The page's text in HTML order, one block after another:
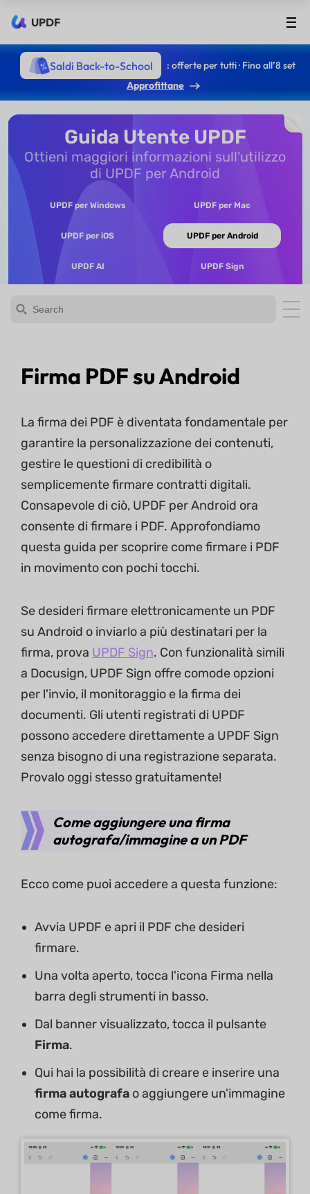
UPDF
Saldi Back-to-School
: offerte per tutti · Fino all’8 set
Approfittane
Guida Utente UPDF
Ottieni maggiori informazioni sull'utilizzo
di UPDF per Android
UPDF per Windows UPDF per Mac
UPDF per iOS UPDF per Android
UPDF AI UPDF Sign
Firma PDF su Android
La firma dei PDF è diventata fondamentale per
garantire la personalizzazione dei contenuti,
gestire le questioni di credibilità o
semplicemente firmare contratti digitali.
Consapevole di ciò, UPDF per Android ora
consente di firmare i PDF. Approfondiamo
questa guida per scoprire come firmare i PDF
in movimento con pochi tocchi.
Se desideri firmare elettronicamente un PDF
su Android o inviarlo a più destinatari per la
firma, prova UPDF Sign. Con funzionalità simili
a Docusign, UPDF Sign offre comode opzioni
per l'invio, il monitoraggio e la firma dei
documenti. Gli utenti registrati di UPDF
possono accedere direttamente a UPDF Sign
senza bisogno di una registrazione separata.
Provalo oggi stesso gratuitamente!
Come aggiungere una firma
autografa/immagine a un PDF
Ecco come puoi accedere a questa funzione:
Avvia UPDF e apri il PDF che desideri
firmare.
Una volta aperto, tocca l'icona Firma nella
barra degli strumenti in basso.
Dal banner visualizzato, tocca il pulsante
Firma.
Qui hai la possibilità di creare e inserire una
firma autografa o aggiungere un'immagine
come firma.